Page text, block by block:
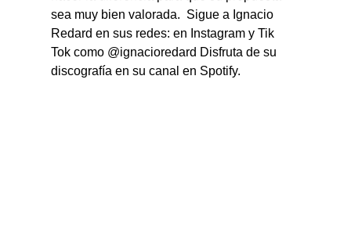
sea muy bien valorada.  Sigue a Ignacio
Redard en sus redes: en Instagram y Tik
Tok como @ignacioredard Disfruta de su
discografía en su canal en Spotify.